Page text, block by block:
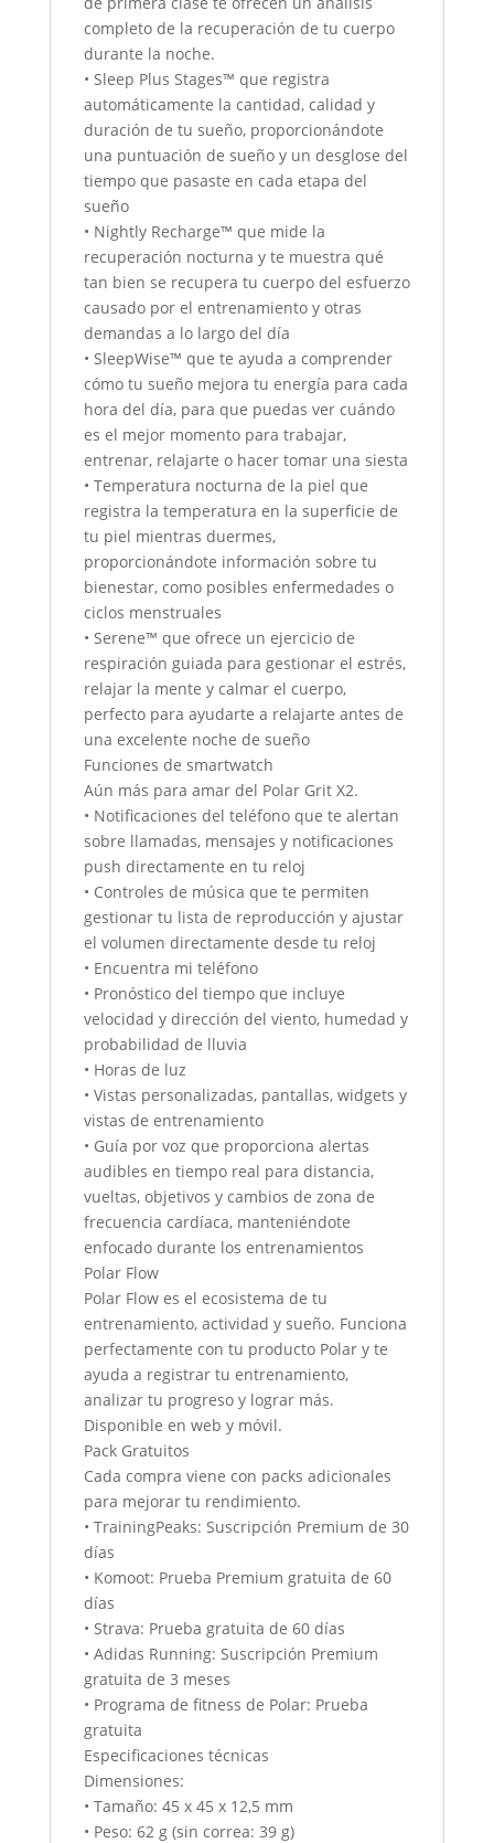
completo de la recuperación de tu cuerpo
durante la noche.
• Sleep Plus Stages™ que registra
automáticamente la cantidad, calidad y
duración de tu sueño, proporcionándote
una puntuación de sueño y un desglose del
tiempo que pasaste en cada etapa del
sueño
• Nightly Recharge™ que mide la
recuperación nocturna y te muestra qué
tan bien se recupera tu cuerpo del esfuerzo
causado por el entrenamiento y otras
demandas a lo largo del día
• SleepWise™ que te ayuda a comprender
cómo tu sueño mejora tu energía para cada
hora del día, para que puedas ver cuándo
es el mejor momento para trabajar,
entrenar, relajarte o hacer tomar una siesta
• Temperatura nocturna de la piel que
registra la temperatura en la superficie de
tu piel mientras duermes,
proporcionándote información sobre tu
bienestar, como posibles enfermedades o
ciclos menstruales
• Serene™ que ofrece un ejercicio de
respiración guiada para gestionar el estrés,
relajar la mente y calmar el cuerpo,
perfecto para ayudarte a relajarte antes de
una excelente noche de sueño
Funciones de smartwatch
Aún más para amar del Polar Grit X2.
• Notificaciones del teléfono que te alertan
sobre llamadas, mensajes y notificaciones
push directamente en tu reloj
• Controles de música que te permiten
gestionar tu lista de reproducción y ajustar
el volumen directamente desde tu reloj
• Encuentra mi teléfono
• Pronóstico del tiempo que incluye
velocidad y dirección del viento, humedad y
probabilidad de lluvia
• Horas de luz
• Vistas personalizadas, pantallas, widgets y
vistas de entrenamiento
• Guía por voz que proporciona alertas
audibles en tiempo real para distancia,
vueltas, objetivos y cambios de zona de
frecuencia cardíaca, manteniéndote
enfocado durante los entrenamientos
Polar Flow
Polar Flow es el ecosistema de tu
entrenamiento, actividad y sueño. Funciona
perfectamente con tu producto Polar y te
ayuda a registrar tu entrenamiento,
analizar tu progreso y lograr más.
Disponible en web y móvil.
Pack Gratuitos
Cada compra viene con packs adicionales
para mejorar tu rendimiento.
• TrainingPeaks: Suscripción Premium de 30
días
• Komoot: Prueba Premium gratuita de 60
días
• Strava: Prueba gratuita de 60 días
• Adidas Running: Suscripción Premium
gratuita de 3 meses
• Programa de fitness de Polar: Prueba
gratuita
Especificaciones técnicas
Dimensiones:
• Tamaño: 45 x 45 x 12,5 mm
• Peso: 62 g (sin correa: 39 g)